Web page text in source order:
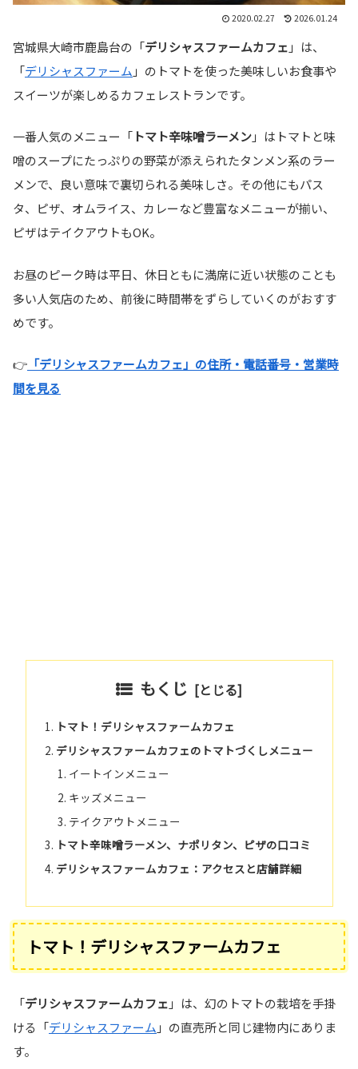
2020.02.27 2026.01.24
宮城県大崎市鹿島台の「デリシャスファームカフェ 」は、
「デリシャスファーム 」のトマトを使った美味しいお食事や
スイーツが楽しめるカフェレストランです。
一番人気のメニュー「 トマト辛味噌ラーメン」はトマトと味
噌のスープにたっぷりの野菜が添えられたタンメン系のラー
メンで、良い意味で裏切られる美味しさ。その他にもパス
タ、ピザ、オムライス、カレーなど豊富なメニューが揃い、
ピザはテイクアウトもOK。
お昼のピーク時は平日、休日ともに満席に近い状態のことも
多い人気店のため、前後に時間帯をずらしていくのがおすす
めです。
👉 「デリシャスファームカフェ」の住所・電話番号・営業時
間を見る
もくじ
トマト！デリシャスファームカフェ
デリシャスファームカフェのトマトづくしメニュー
イートインメニュー
キッズメニュー
テイクアウトメニュー
トマト辛味噌ラーメン、ナポリタン、ピザの口コミ
デリシャスファームカフェ：アクセスと店舗詳細
トマト！デリシャスファームカフェ
「デリシャスファームカフェ 」は、幻のトマトの栽培を手掛
ける「デリシャスファーム 」の直売所と同じ建物内にありま
す。